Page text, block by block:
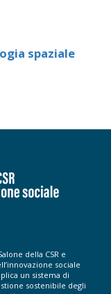
spaziale
della CSR e
sociale
un sistema di
sostenibile degli